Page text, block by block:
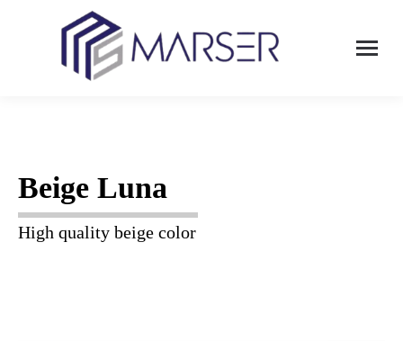
Beige Luna
High quality beige color